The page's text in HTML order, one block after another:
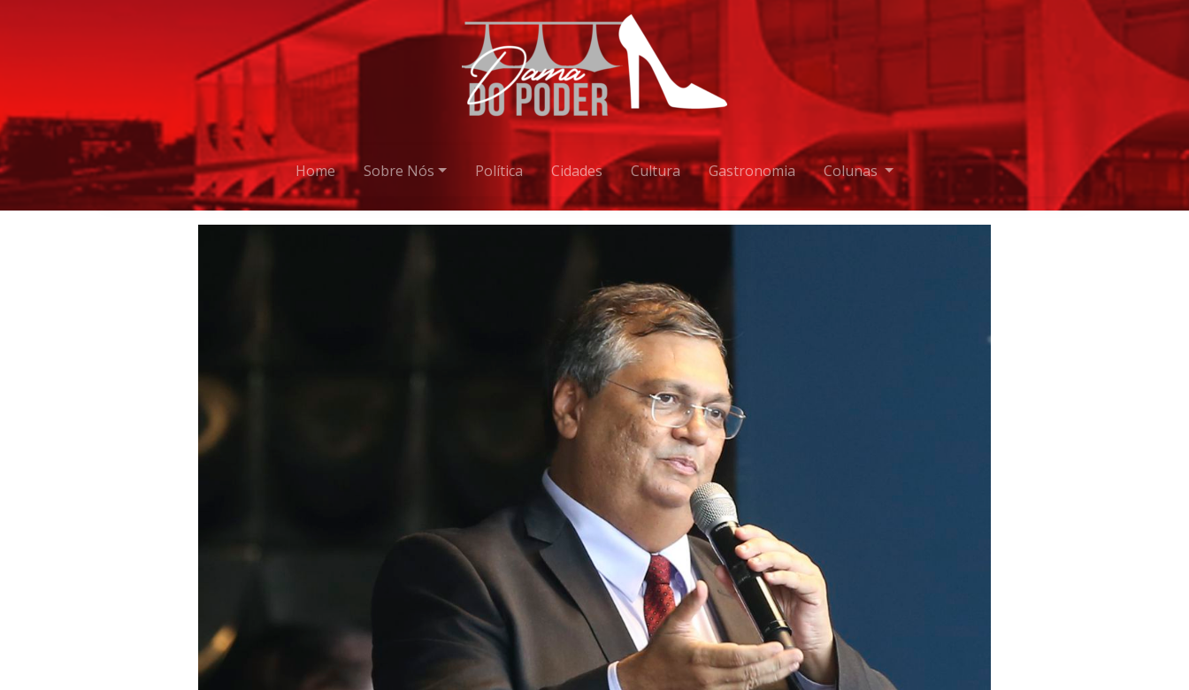
Home Sobre Nós Política Cidades Cultura Gastronomia Colunas